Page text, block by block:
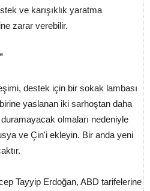
ve karışıklık yaratma
zarar verebilir.
destek için bir sokak lambası
yaslanan iki sarhoştan daha
olmaları nedeniyle
ve Çin'i ekleyin. Bir anda yeni
Tayyip Erdoğan, ABD tarifelerine